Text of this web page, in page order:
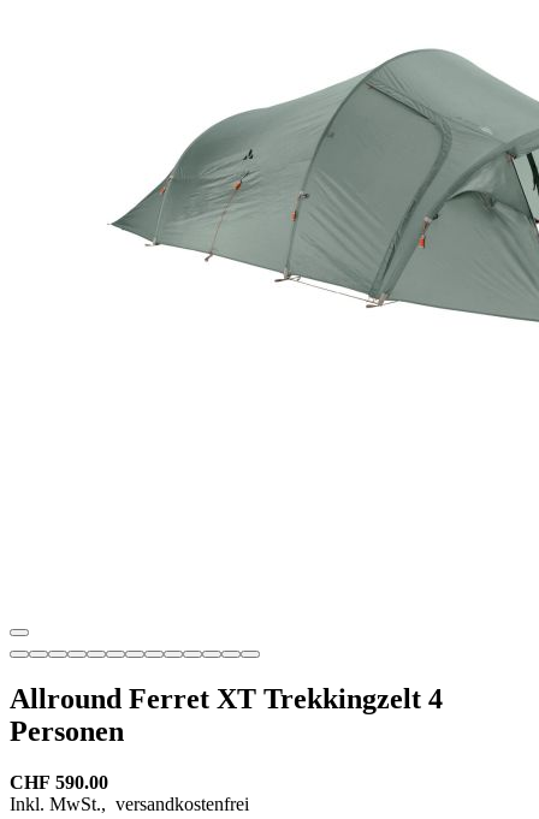
Allround Ferret XT Trekkingzelt 4
Personen
CHF 590.00
Inkl. MwSt., versandkostenfrei